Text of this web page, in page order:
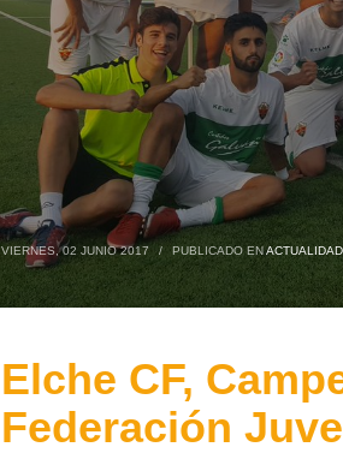
VIERNES, 02 JUNIO 2017 / PUBLICADO ENACTUALIDAD,
Elche CF,
Federación